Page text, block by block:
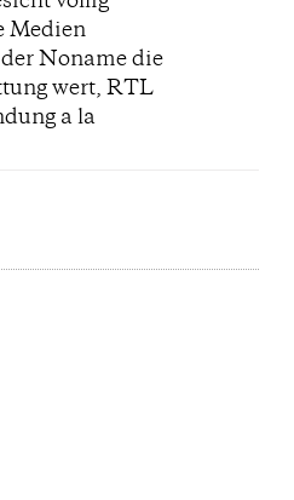
Medien
Noname die
wert, RTL
a la